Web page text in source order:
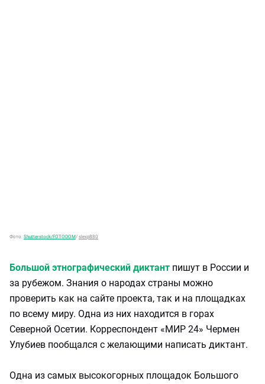
Фото: Shutterstock/FOTODOM/ slexp880
Большой этнографический диктант пишут в России и
за рубежом. Знания о народах страны можно
проверить как на сайте проекта, так и на площадках
по всему миру. Одна из них находится в горах
Северной Осетии. Корреспондент «МИР 24» Чермен
Улубиев пообщался с желающими написать диктант.
Одна из самых высокогорных площадок Большого